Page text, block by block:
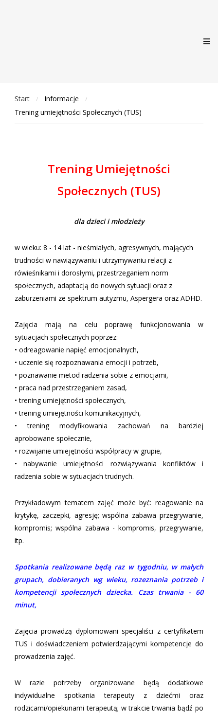
Start / Informacje /
Trening umiejętności Społecznych (TUS)
Trening Umiejętności
Społecznych (TUS)
dla dzieci i młodzieży
w wieku: 8 - 14 lat - nieśmiałych, agresywnych, mających
trudności w nawiązywaniu i utrzymywaniu relacji z
rówieśnikami i dorosłymi, przestrzeganiem norm
społecznych, adaptacją do nowych sytuacji oraz z
zaburzeniami ze spektrum autyzmu, Aspergera oraz ADHD.
Zajęcia mają na celu poprawę funkcjonowania w
sytuacjach społecznych poprzez:
• odreagowanie napięć emocjonalnych,
• uczenie się rozpoznawania emocji i potrzeb,
• poznawanie metod radzenia sobie z emocjami,
• praca nad przestrzeganiem zasad,
• trening umiejętności społecznych,
• trening umiejętności komunikacyjnych,
• trening modyfikowania zachowań na bardziej
aprobowane społecznie,
• rozwijanie umiejętności współpracy w grupie,
• nabywanie umiejętności rozwiązywania konfliktów i
radzenia sobie w sytuacjach trudnych.
Przykładowym tematem zajęć może być: reagowanie na
krytykę, zaczepki, agresję; wspólna zabawa przegrywanie,
kompromis; wspólna zabawa - kompromis, przegrywanie,
itp.
Spotkania realizowane będą raz w tygodniu, w małych
grupach, dobieranych wg wieku, rozeznania potrzeb i
kompetencji społecznych dziecka. Czas trwania - 60
minut,
Zajęcia prowadzą dyplomowani specjaliści z certyfikatem
TUS i doświadczeniem potwierdzającymi kompetencje do
prowadzenia zajęć.
W razie potrzeby organizowane będą dodatkowe
indywidualne spotkania terapeuty z dziećmi oraz
rodzicami/opiekunami terapeutą; w trakcie trwania bądź po